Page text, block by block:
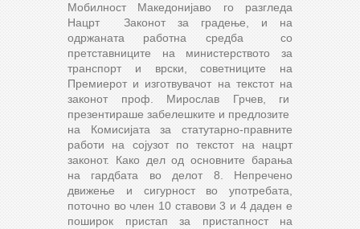
Мобилност Македонијаво го разгледа
Нацрт Законот за градење, и на
одржаната работна средба со
претставниците на министерството за
транспорт и врски, советниците на
Премиерот и изготвувачот на текстот на
законот проф. Мирослав Грчев, ги
презентираше забелешките и предлозите
на Комисијата за статутарно-правните
работи на сојузот по текстот на нацрт
законот. Како дел од основните барања
на гардбата во делот 8. Непречено
движење и сигурност во употребата,
поточно во член 10 ставови 3 и 4 даден е
поширок пристап за пристапност на